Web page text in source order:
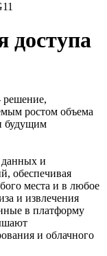
доступа
решение,
ростом объема
будущим
данных и
обеспечивая
места и в любое
и извлечения
в платформу
и облачного